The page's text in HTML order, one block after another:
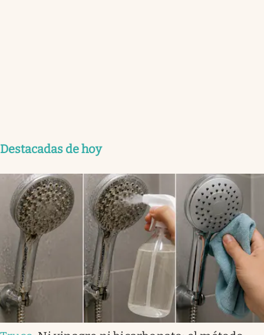
Destacadas de hoy